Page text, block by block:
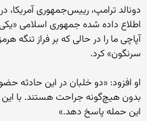
دونالد ترامپ، رییس‌جمهوری
اطلاع داده شده جمهوری اسلامی «یکی
آپاچی ما را در حالی که بر فراز تنگه
سرنگون» کرد.
او افزود: «دو خلبان در این حادثه
بدون هیچ‌گونه جراحت هستند. با این
این حمله پاسخ دهد.»